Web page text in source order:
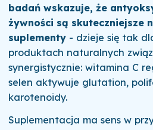
badań wskazuje, że
żywności są skuteczniejsze
suplementy- dzieje się tak
produktach naturalnych
synergistycznie: witamina C
selen aktywuje glutation,
karotenoidy.
Suplementacja ma sens w